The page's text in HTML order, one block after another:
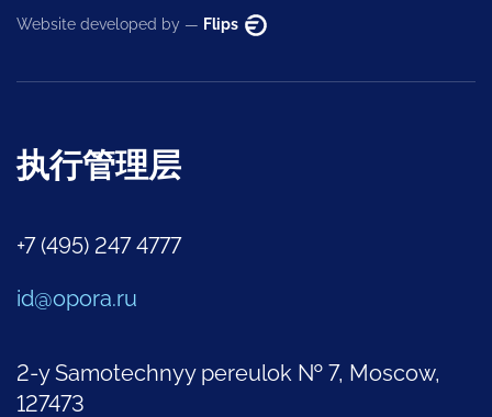
Website developed by — Flips
执行管理层
+7 (495) 247 4777
id@opora.ru
2-y Samotechnyy pereulok № 7, Moscow,
127473